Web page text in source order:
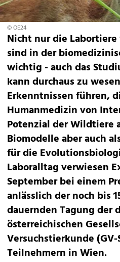
© OE24
Nicht nur die
sind in der
wichtig - auch das
kann durchaus zu
Erkenntnissen führen,
Humanmedizin von
Potenzial der Wildtiere
Biomodelle aber auch
für die
Laboralltag verwiesen
September bei einem
anlässlich der noch bis
dauernden Tagung der
österreichischen
Versuchstierkunde
Teilnehmern in Wien.